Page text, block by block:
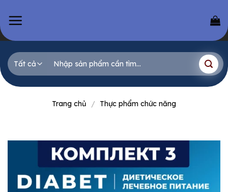
content
kiếm:
Trang chủ / Thực phẩm chức năng